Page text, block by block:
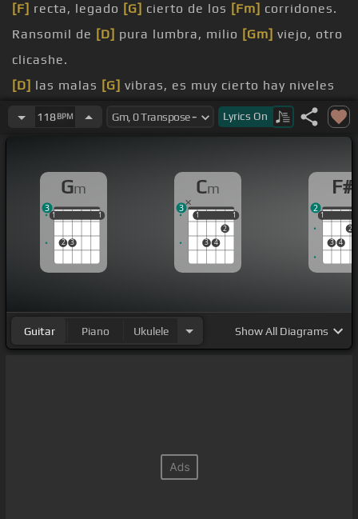
[F] recta, legado [G] cierto de los [Fm] corridones.
Ransomil de [D] pura lumbra, milio [Gm] viejo, otro
clicashe.
[D] las malas [G] vibras, es muy cierto hay niveles
en la[Cm]
por el viento la
contento de mi puesto porque me
costó,
[Gm]es[D]notable el [Gm]movimiento cuando lo
checo.
tomando riesgos para obtener
más dos,
118BPM Lyrics On
Gm
1
2 3
1
1 1
3
Cm
1
3 4
2
1
1 1
3
F#
1
3 4
2
1
2
Guitar Piano Ukulele ShowAll Diagrams